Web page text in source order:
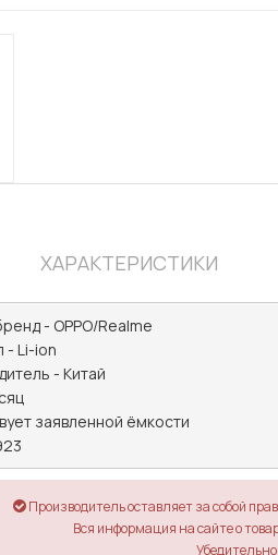
ХАРАКТЕРИСТИКИ
- OPPO/Realme
- Li-ion
- Китай
заявленной ёмкости
Производитель оставляет за собой
Вся информация на сайте о